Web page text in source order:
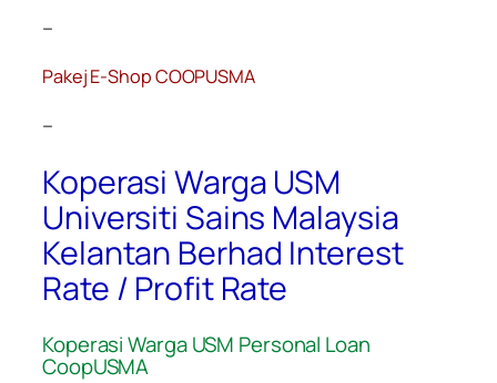
–
Pakej E-Shop COOPUSMA
–
Koperasi Warga USM
Universiti Sains Malaysia
Kelantan Berhad Interest
Rate / Profit Rate
Koperasi Warga USM Personal Loan
CoopUSMA